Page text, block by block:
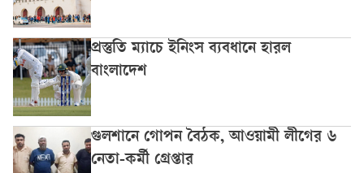
প্রস্তুতি ম্যাচে ইনিংস ব্যবধানে হারল
বাংলাদেশ
গুলশানে গোপন বৈঠক, আওয়ামী লীগের ৬
নেতা-কর্মী গ্রেপ্তার